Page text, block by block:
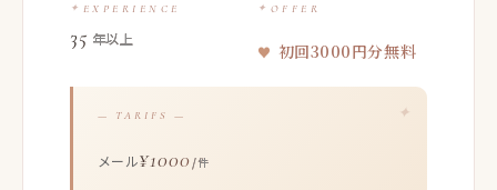
EXPERIENCE
35 年以上
OFFER
初回3000円分無料
— TARIFS —
メール¥1000 /件